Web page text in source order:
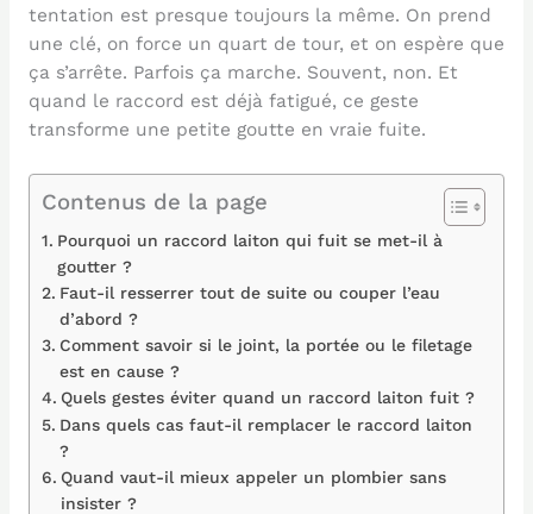
tentation est presque toujours la même. On prend
une clé, on force un quart de tour, et on espère que
ça s’arrête. Parfois ça marche. Souvent, non. Et
quand le raccord est déjà fatigué, ce geste
transforme une petite goutte en vraie fuite.
Contenus de la page
Pourquoi un raccord laiton qui fuit se met-il à
goutter ?
Faut-il resserrer tout de suite ou couper l’eau
d’abord ?
Comment savoir si le joint, la portée ou le filetage
est en cause ?
Quels gestes éviter quand un raccord laiton fuit ?
Dans quels cas faut-il remplacer le raccord laiton
?
Quand vaut-il mieux appeler un plombier sans
insister ?